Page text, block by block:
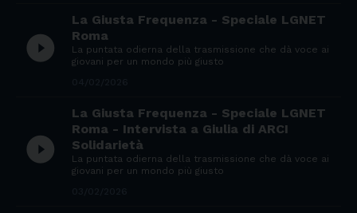
play_circle_filled
La Giusta Frequenza - Speciale LGNET
Roma
La puntata odierna della trasmissione che dà voce ai
giovani per un mondo più giusto
play_circle_filled
La Giusta Frequenza - Speciale LGNET
Roma - Intervista a Giulia di ARCI
Solidarietà
La puntata odierna della trasmissione che dà voce ai
giovani per un mondo più giusto